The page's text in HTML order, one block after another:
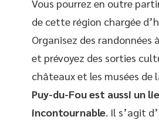
Vous pourrez en outre
de cette région chargée
Organisez des randonnées
et prévoyez des sorties
châteaux et les musées de
Puy-du-Fou est aussi un
incontournable. Il s’agit